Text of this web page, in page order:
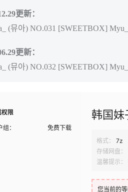
更新：
(뮤아) NO.031 [SWEETBOX]
更新：
(뮤아) NO.032 [SWEETBOX]
权限
： 免费下载
韩国妹
格式： 7z
存储网盘：
温馨提示：
您当前的